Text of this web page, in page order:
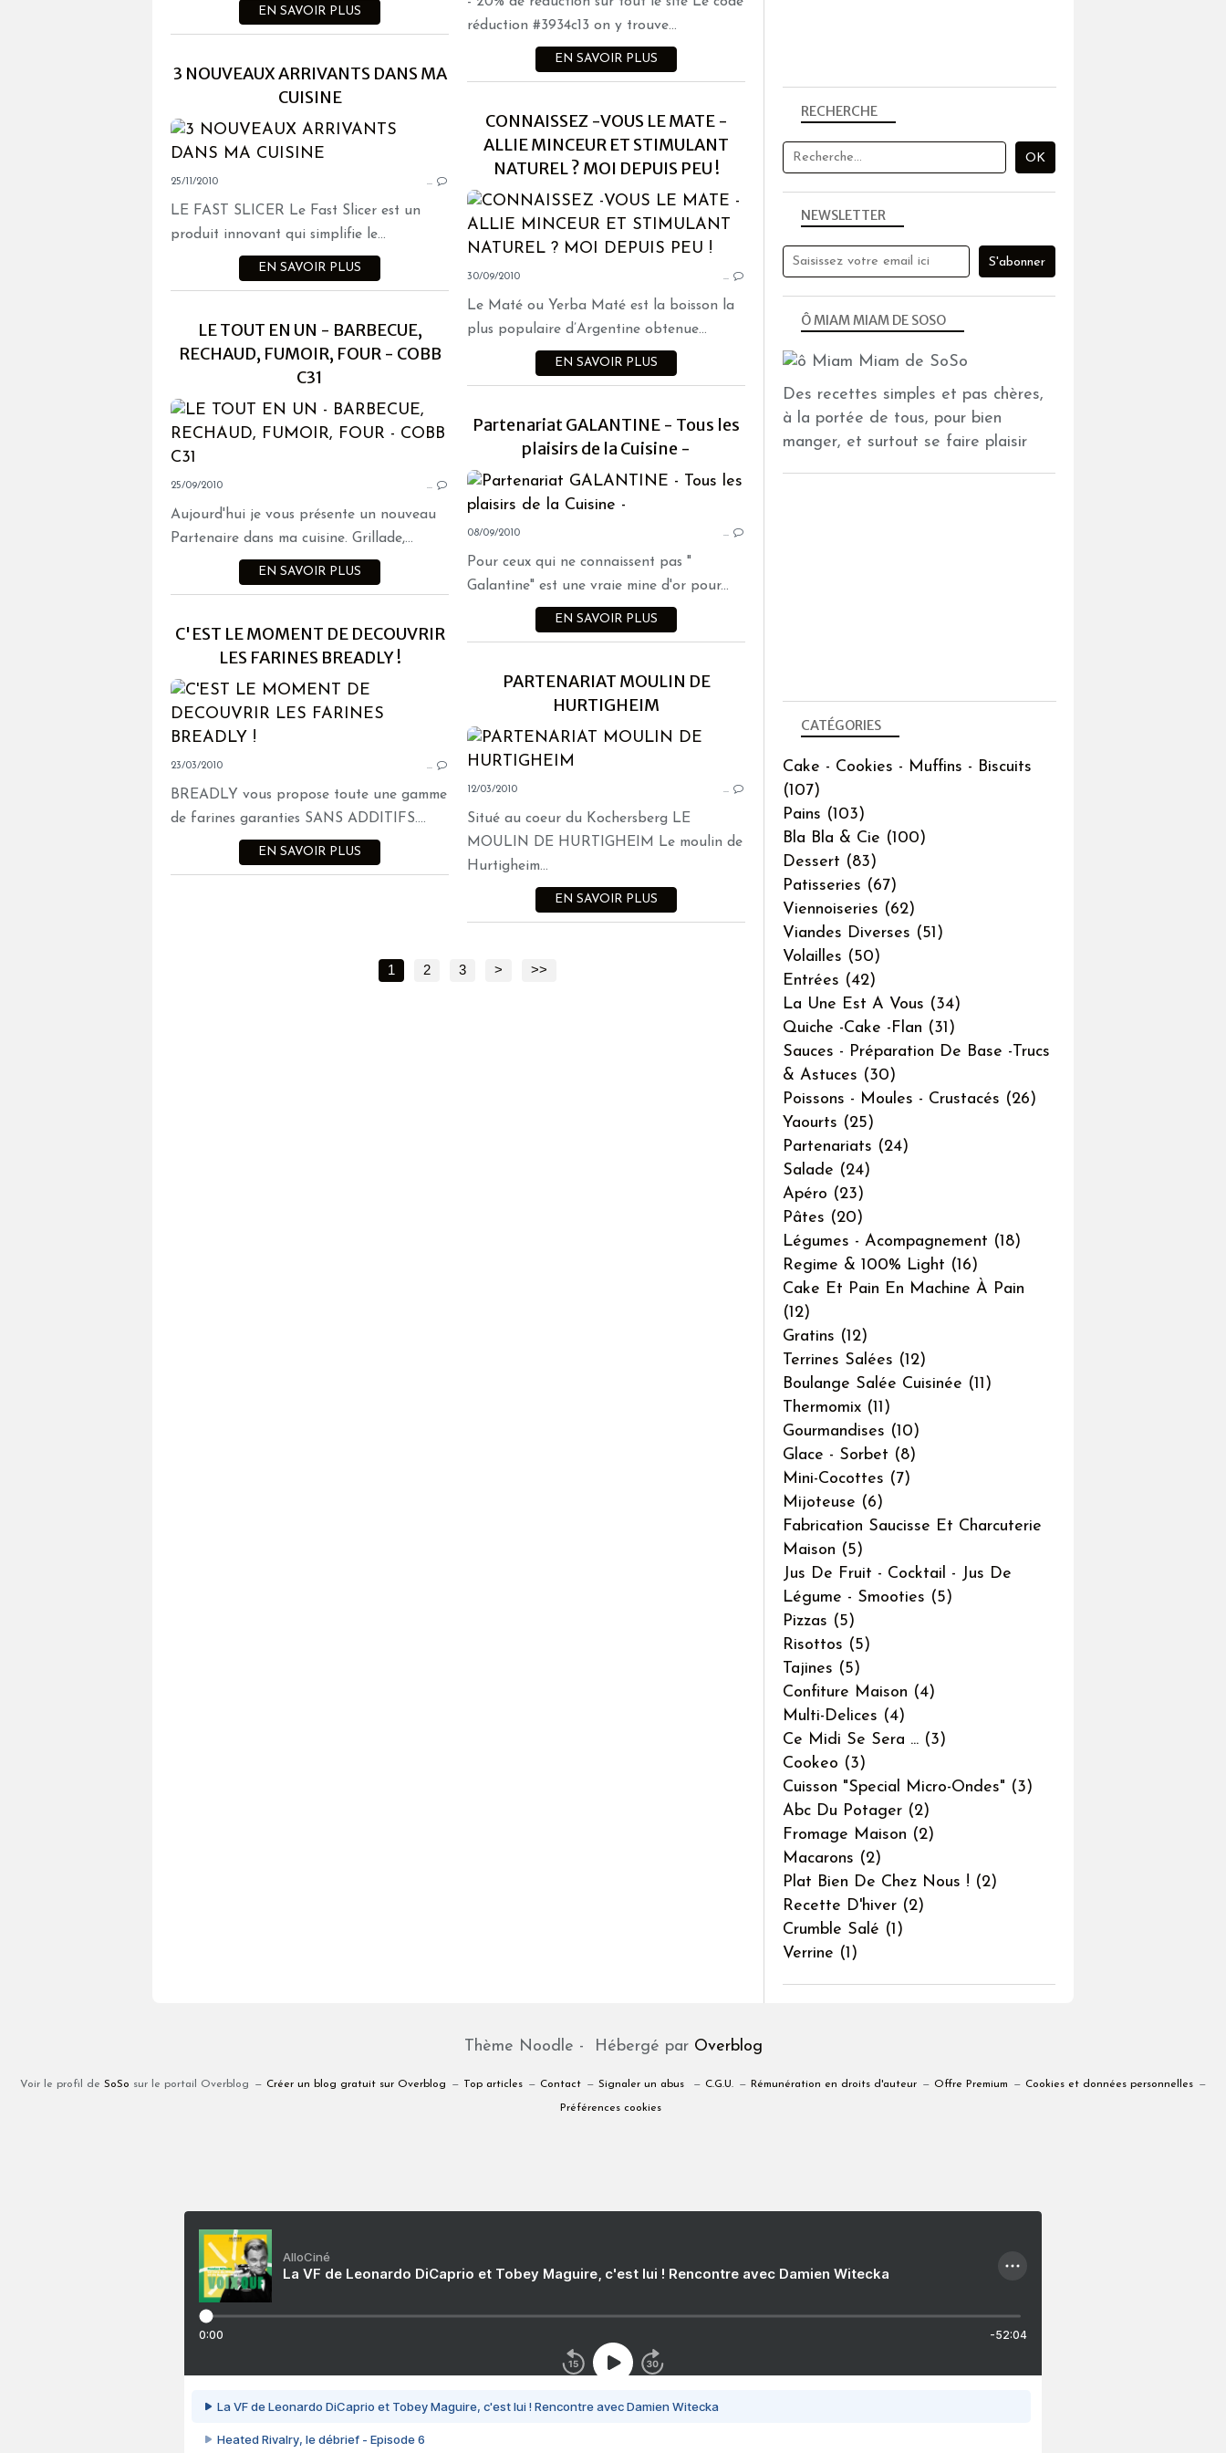
EN SAVOIR PLUS
réduction #3934c13 on y trouve...
EN SAVOIR PLUS
3 NOUVEAUX ARRIVANTS DANS MA
CUISINE
PARTENARIATS
25/11/2010 …
LE FAST SLICER Le Fast Slicer est un
produit innovant qui simplifie le...
EN SAVOIR PLUS
CONNAISSEZ -VOUS LE MATE -
ALLIE MINCEUR ET STIMULANT
NATUREL ? MOI DEPUIS PEU !
30/09/2010 …
Le Maté ou Yerba Maté est la boisson la
plus populaire d’Argentine obtenue...
EN SAVOIR PLUS
LE TOUT EN UN - BARBECUE,
RECHAUD, FUMOIR, FOUR - COBB
C31
PARTENARIATS
25/09/2010 …
Aujourd'hui je vous présente un nouveau
Partenaire dans ma cuisine. Grillade,...
EN SAVOIR PLUS
Partenariat GALANTINE - Tous les
plaisirs de la Cuisine -
08/09/2010 …
Pour ceux qui ne connaissent pas "
Galantine" est une vraie mine d'or pour...
EN SAVOIR PLUS
C'EST LE MOMENT DE DECOUVRIR
LES FARINES BREADLY !
PARTENARIATS
23/03/2010 …
BREADLY vous propose toute une gamme
de farines garanties SANS ADDITIFS....
EN SAVOIR PLUS
PARTENARIAT MOULIN DE
HURTIGHEIM
12/03/2010 …
Situé au coeur du Kochersberg LE
MOULIN DE HURTIGHEIM Le moulin de
Hurtigheim...
EN SAVOIR PLUS
1 2 3 > >>
NEWSLETTER
RECHERCHE
Ô MIAM MIAM DE SOSO
Des recettes simples et pas chères,
à la portée de tous, pour bien
manger, et surtout se faire plaisir
CATÉGORIES
Cake - Cookies - Muffins - Biscuits
(107)
Pains (103)
Bla Bla & Cie (100)
Dessert (83)
Patisseries (67)
Viennoiseries (62)
Viandes Diverses (51)
Volailles (50)
Entrées (42)
La Une Est A Vous (34)
Quiche -cake -flan (31)
Sauces - Préparation De Base -trucs
& Astuces (30)
Poissons - Moules - Crustacés (26)
Yaourts (25)
Partenariats (24)
Salade (24)
Apéro (23)
Pâtes (20)
Légumes - Acompagnement (18)
Regime & 100% Light (16)
Cake Et Pain En Machine À Pain
(12)
Gratins (12)
Terrines Salées (12)
Boulange Salée Cuisinée (11)
Thermomix (11)
Gourmandises (10)
Glace - Sorbet (8)
Mini-Cocottes (7)
Mijoteuse (6)
Fabrication Saucisse Et Charcuterie
Maison (5)
Jus De Fruit - Cocktail - Jus De
Légume - Smooties (5)
Pizzas (5)
Risottos (5)
Tajines (5)
Confiture Maison (4)
Multi-Delices (4)
Ce Midi Se Sera ... (3)
Cookeo (3)
Cuisson "special Micro-Ondes" (3)
Abc Du Potager (2)
Fromage Maison (2)
Macarons (2)
Plat Bien De Chez Nous ! (2)
Recette D'hiver (2)
Crumble Salé (1)
Verrine (1)
Thème Noodle - Hébergé par Overblog
Voir le profil de SoSo sur le portail Overblog Créer un blog gratuit sur Overblog Top articles Contact Signaler un abus C.G.U. Rémunération en droits d'auteur Offre Premium Cookies et données personnelles
Préférences cookies
AlloCiné
La VF de Leonardo DiCaprio et Tobey Maguire, c'est lui ! Rencontre avec Damien Witecka
0:00 -52:04
La VF de Leonardo DiCaprio et Tobey Maguire, c'est lui ! Rencontre avec Damien Witecka
Heated Rivalry, le débrief - Episode 6